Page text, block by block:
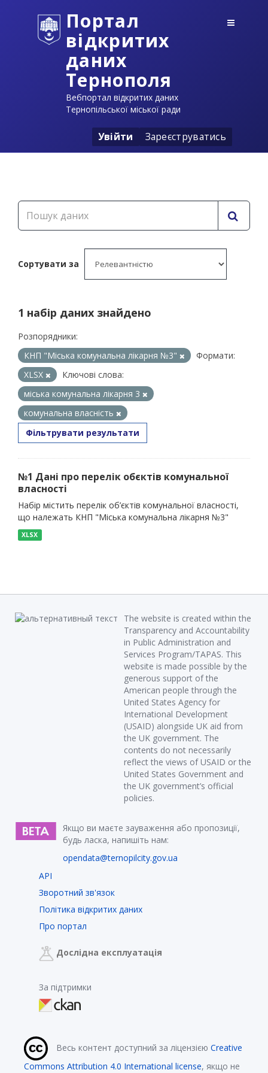
Портал
відкритих
даних
Тернополя
Вебпортал відкритих даних
Тернопільської міської ради
Увійти Зареєструватись
Сортувати за
1 набір даних знайдено
Розпорядники:
КНП "Міська комунальна лікарня №3"
Формати:
XLSX
Ключові слова:
міська комунальна лікарня 3
комунальна власність
Фільтрувати результати
№1 Дані про перелік обєктів комунальної
власності
Набір містить перелік об’єктів комунальної власності,
що належать КНП "Міська комунальна лікарня №3"
XLSX
The website is created within the
Transparency and Accountability
in Public Administration and
Services Program/TAPAS. This
website is made possible by the
generous support of the
American people through the
United States Agency for
International Development
(USAID) alongside UK aid from
the UK government. The
contents do not necessarily
reflect the views of USAID or the
United States Government and
the UK government’s official
policies.
Якщо ви маєте зауваження або пропозиції,
будь ласка, напишіть нам:
opendata@ternopilcity.gov.ua
API
Зворотний зв'язок
Політика відкритих даних
Про портал
Дослідна експлуатація
За підтримки
Весь контент доступний за ліцензією Creative
Commons Attribution 4.0 International license, якщо не